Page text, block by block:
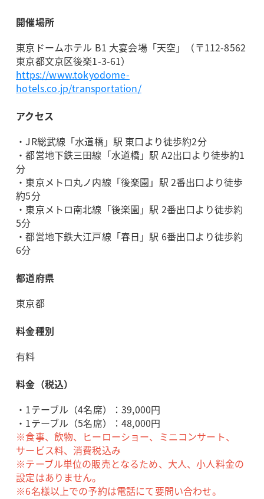
開催場所
東京ドームホテル B1 大宴会場「天空」（〒112-8562
東京都文京区後楽1-3-61）
https://www.tokyodome-
hotels.co.jp/transportation/
アクセス
・JR総武線「水道橋」駅 東口より徒歩約2分
・都営地下鉄三田線「水道橋」駅 A2出口より徒歩約1
分
・東京メトロ丸ノ内線「後楽園」駅 2番出口より徒歩
約5分
・東京メトロ南北線「後楽園」駅 2番出口より徒歩約
5分
・都営地下鉄大江戸線「春日」駅 6番出口より徒歩約
6分
都道府県
東京都
料金種別
有料
料金（税込）
・1テーブル（4名席）：39,000円
・1テーブル（5名席）：48,000円
※食事、飲物、ヒーローショー、ミニコンサート、
サービス料、消費税込み
※テーブル単位の販売となるため、大人、小人料金の
設定はありません。
※6名様以上での予約は電話にて要問い合わせ。